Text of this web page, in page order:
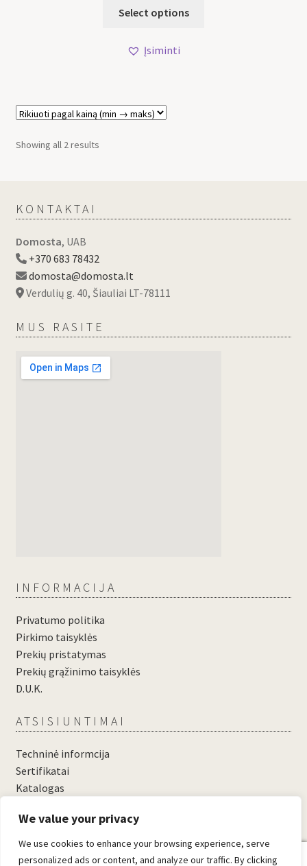
We value your privacy
We use cookies to enhance your browsing experience, serve
personalized ads or content, and analyze our traffic. By clicking
Select options
Įsiminti
Showing all 2 results
KONTAKTAI
Domosta, UAB
+370 683 78432
domosta@domosta.lt
Verdulių g. 40, Šiauliai LT-78111
MUS RASITE
INFORMACIJA
Privatumo politika
Pirkimo taisyklės
Prekių pristatymas
Prekių grąžinimo taisyklės
D.U.K.
ATSISIUNTIMAI
Techninė informcija
Sertifikatai
Katalogas
....
0